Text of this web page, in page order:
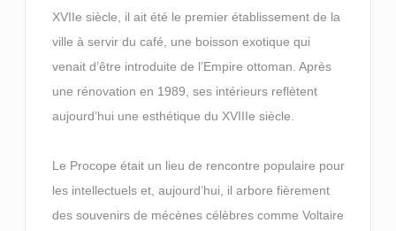
XVIIe siècle, il ait été le premier établissement de la
ville à servir du café, une boisson exotique qui
venait d’être introduite de l’Empire ottoman. Après
une rénovation en 1989, ses intérieurs reflètent
aujourd’hui une esthétique du XVIIIe siècle.
Le Procope était un lieu de rencontre populaire pour
les intellectuels et, aujourd’hui, il arbore fièrement
des souvenirs de mécènes célèbres comme Voltaire